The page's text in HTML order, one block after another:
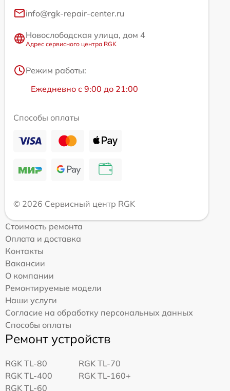
info@rgk-repair-center.ru
Новослободская улица, дом 4
Адрес сервисного центра RGK
Режим работы:
Ежедневно с 9:00 до 21:00
Способы оплаты
© 2026 Сервисный центр RGK
Стоимость ремонта
Оплата и доставка
Контакты
Вакансии
О компании
Ремонтируемые модели
Наши услуги
Согласие на обработку персональных данных
Способы оплаты
Ремонт устройств
RGK TL-80
RGK TL-70
RGK TL-400
RGK TL-160+
RGK TL-60